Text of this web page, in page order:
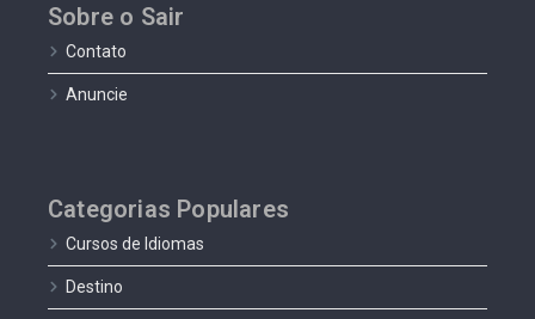
Sobre o Sair
Contato
Anuncie
Categorias Populares
Cursos de Idiomas
Destino